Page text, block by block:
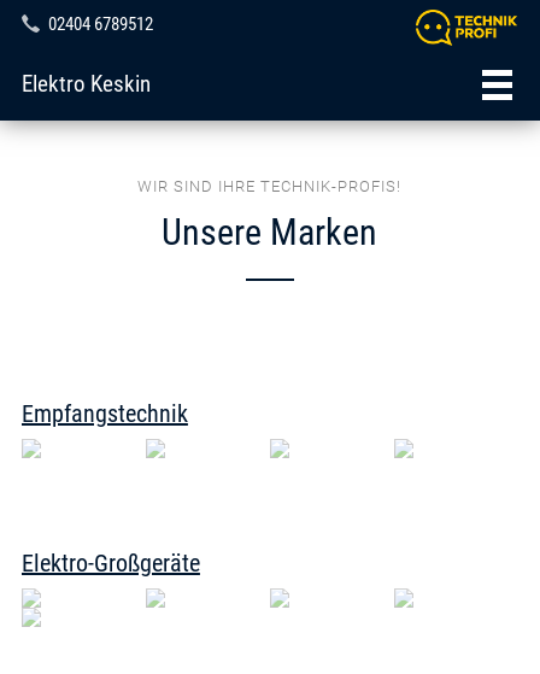
02404 6789512
Elektro Keskin
WIR SIND IHRE TECHNIK-PROFIS!
Unsere Marken
Empfangstechnik
Elektro-Großgeräte